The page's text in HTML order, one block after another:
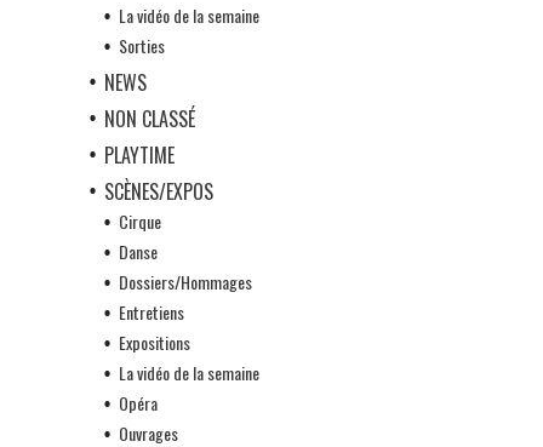
La vidéo de la semaine
Sorties
NEWS
NON CLASSÉ
PLAYTIME
SCÈNES/EXPOS
Cirque
Danse
Dossiers/Hommages
Entretiens
Expositions
La vidéo de la semaine
Opéra
Ouvrages